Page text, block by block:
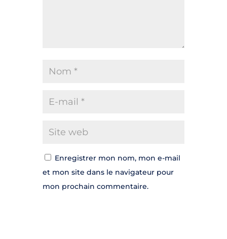
Enregistrer mon nom, mon e-mail
et mon site dans le navigateur pour
mon prochain commentaire.